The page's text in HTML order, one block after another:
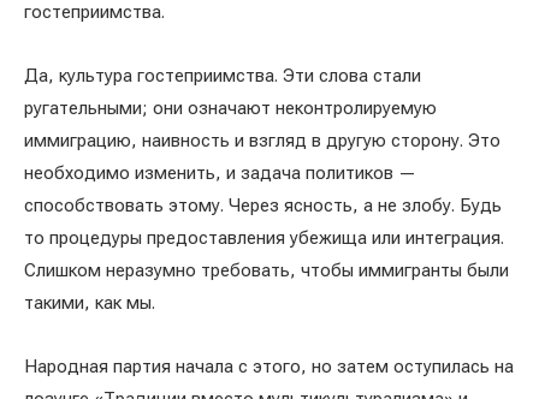
гостеприимства.
Да, культура гостеприимства. Эти слова стали
ругательными; они означают неконтролируемую
иммиграцию, наивность и взгляд в другую сторону. Это
необходимо изменить, и задача политиков —
способствовать этому. Через ясность, а не злобу. Будь
то процедуры предоставления убежища или интеграция.
Слишком неразумно требовать, чтобы иммигранты были
такими, как мы.
Народная партия начала с этого, но затем оступилась на